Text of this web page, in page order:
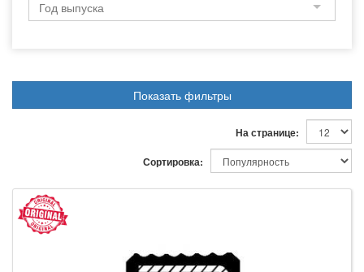
Показать фильтры
На странице:
Сортировка: